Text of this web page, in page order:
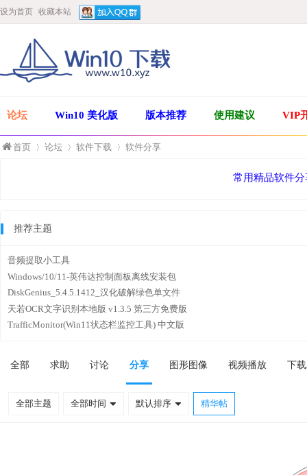
设为首页 收藏本站
论坛 Win10 美化版 版本推荐 使用建议 VIP
首页 论坛 软件下载 软件分享
常用精品软件
推荐主题
音频提取小工具
Windows/10/11-英伟达控制面板离线安装包
DiskGenius_5.4.5.1412_汉化破解绿色单文件
天若OCR文字识别本地版 v1.3.5 第三方免费版
TrafficMonitor(Win11状态栏监控工具) 中文版
全部 求助 讨论 分享 图形图像 视频播放 下
全部主题 全部时间 默认排序 精华帖